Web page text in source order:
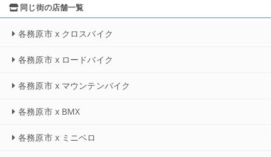
同じ街の店舗一覧
各務原市 x クロスバイク
各務原市 x ロードバイク
各務原市 x マウンテンバイク
各務原市 x BMX
各務原市 x ミニベロ